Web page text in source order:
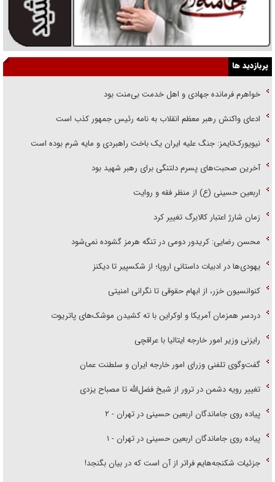
پربازدید ها
خواهرم فرمانده جهادی و اهل خدمت بی‌منت بود
ادعای واکنش رهبر معظم انقلاب به نامه رئیس جمهور کذب است
نیویورک‌تایمز: جنگ علیه ایران یک باخت راهبردی و مایه شرم بوده است
آخرین صحبت‌های پسرم دلتنگی برای رهبر شهید بود
اربعین حسینی (ع) از منظر فقه و روایت
زمان شارژ اعتبار کالابرگ تغییر کرد
محسن رضایی: کریدور دومی در تنگه هرمز گشوده نمی‌شود
یهودی‌ها در ادبیات داستانی اروپا؛ از شکسپیر تا دیکنز
کنوانسیون خزر، از ابهام حقوقی تا نگرانی امنیتی
دردسر همزمان آمریکا و اوکراین با ته کشیدن موشک‌های پاتریوت
رایزنی وزیر امور خارجه ایتالیا با عراقچی
گفت‌وگوی تلفنی وزرای امور خارجه ایران و سلطنت عمان
تغییر رویه دشمن در ترور از شیخ فضل‌الله تا مصباح یزدی
پیاده روی جاماندگان اربعین حسینی در تهران - ۲
پیاده روی جاماندگان اربعین حسینی در تهران - ۱
جزئیات شکنجه‌هایم فراتر از آن است که در بیان بگنجد!